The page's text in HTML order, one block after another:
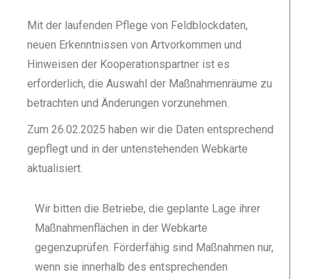
Mit der laufenden Pflege von Feldblockdaten,
neuen Erkenntnissen von Artvorkommen und
Hinweisen der Kooperationspartner ist es
erforderlich, die Auswahl der Maßnahmenräume zu
betrachten und Änderungen vorzunehmen.
Zum 26.02.2025 haben wir die Daten entsprechend
gepflegt und in der untenstehenden Webkarte
aktualisiert.
Wir bitten die Betriebe, die geplante Lage ihrer
Maßnahmenflächen in der Webkarte
gegenzuprüfen. Förderfähig sind Maßnahmen nur,
wenn sie innerhalb des entsprechenden